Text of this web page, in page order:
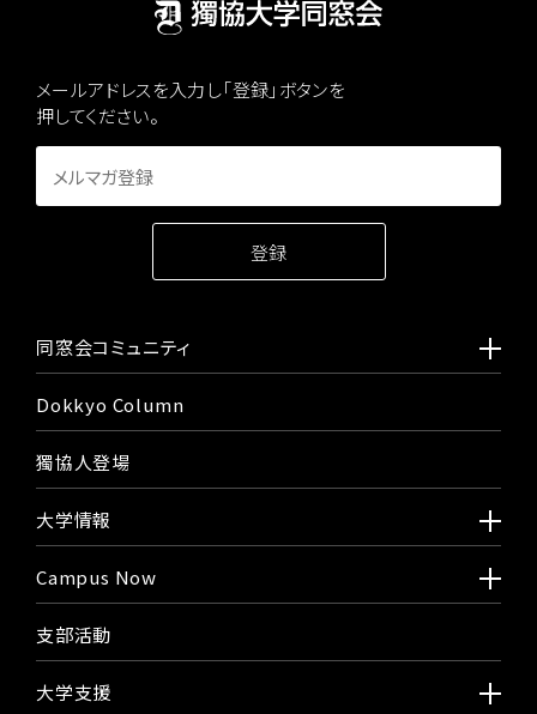
メールアドレスを入力し「登録」ボタンを
押してください。
同窓会コミュニティ
Dokkyo Column
獨協人登場
大学情報
Campus Now
支部活動
大学支援